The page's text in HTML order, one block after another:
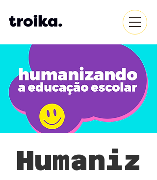
Humaniz